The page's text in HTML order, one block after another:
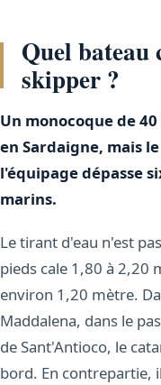
Quel bateau
skipper ?
Un monocoque de
en Sardaigne, mais
l'équipage dépasse
marins.
Le tirant d'eau n'est
pieds cale 1,80 à 2,20
environ 1,20 mètre.
Maddalena, dans le
de Sant'Antioco, le
bord. En contrepartie,